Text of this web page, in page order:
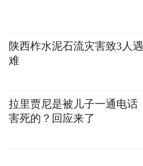
陕西柞水泥石流灾害致3人遇
难
拉里贾尼是被儿子一通电话
害死的？回应来了